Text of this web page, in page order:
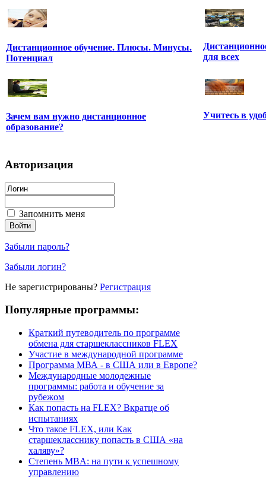
Дистанционное обучение. Плюсы. Минусы.
Потенциал
для всех
Зачем вам нужно дистанционное
образование?
Учитесь в
Авторизация
Запомнить меня
Забыли пароль?
Забыли логин?
Не зарегистрированы? Регистрация
Популярные программы:
Краткий путеводитель по программе
обмена для старшеклассников FLEX
Участие в международной программе
Программа МВА - в США или в Европе?
Международные молодежные
программы: работа и обучение за
рубежом
Как попасть на FLEX? Вкратце об
испытаниях
Что такое FLEX, или Как
старшекласснику попасть в США «на
халяву»?
Степень MBA: на пути к успешному
управлению